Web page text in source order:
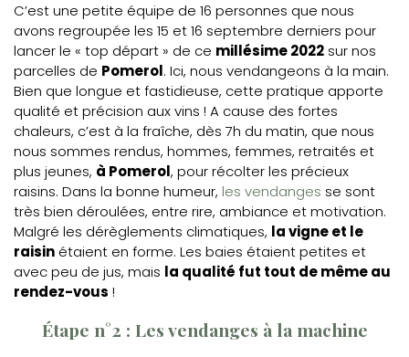
C’est une petite équipe de 16 personnes que nous
avons regroupée les 15 et 16 septembre derniers pour
lancer le « top départ » de ce millésime 2022 sur nos
parcelles de Pomerol. Ici, nous vendangeons à la main.
Bien que longue et fastidieuse, cette pratique apporte
qualité et précision aux vins ! A cause des fortes
chaleurs, c’est à la fraîche, dès 7h du matin, que nous
nous sommes rendus, hommes, femmes, retraités et
plus jeunes, à Pomerol, pour récolter les précieux
raisins. Dans la bonne humeur, les vendanges se sont
très bien déroulées, entre rire, ambiance et motivation.
Malgré les dérèglements climatiques, la vigne et le
raisin étaient en forme. Les baies étaient petites et
avec peu de jus, mais la qualité fut tout de même au
rendez-vous !
Étape n°2 : Les vendanges à la machine